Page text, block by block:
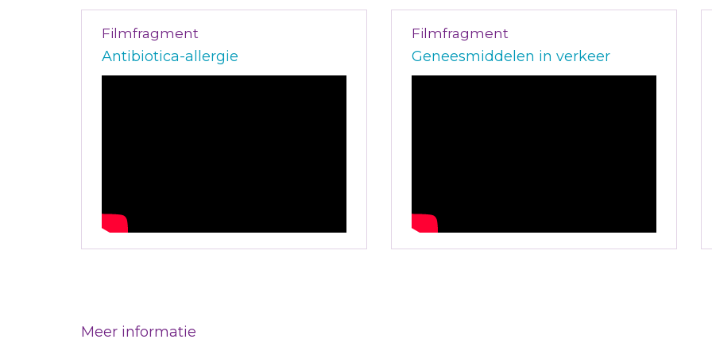
Filmfragment
Antibiotica-allergie
Filmfragment
Geneesmiddelen in verkeer
Meer informatie